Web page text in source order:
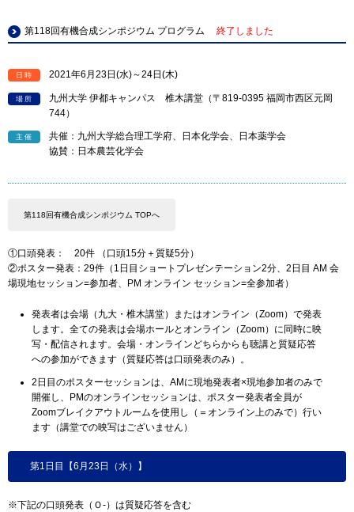
第118回有機合成シンポジウム プログラム 終了しました
日時 2021年6月23日(水)～24日(木)
場所
九州大学 伊都キャンパス 椎木講堂（〒819-0395 福岡市西区元岡
744）
主催
共催：九州大学総合理工学府、日本化学会、日本薬学会
協賛：日本農芸化学会
第118回有機合成シンポジウム TOPへ
①口頭発表： 20件 （口頭15分＋質疑5分）
②ポスター発表：29件（1日目ショートプレゼンテーション2分、2日目 AM 会
場現地セッション=参加者、PM オンライン セッション=全参加者）
発表者は会場（九大・椎木講堂）またはオンライン（Zoom）で発表
します。全ての発表は会場ホールとオンライン（Zoom）に同時に映
写・配信されます。会場・オンラインどちらからも聴講と質疑応答
への参加ができます（質疑応答は口頭発表のみ）。
2日目のポスターセッションは、AMに現地発表者×現地参加者のみで
開催し、PMのオンラインセッションは、ポスター発表者全員が
Zoomブレイクアウトルームを使用し（＝オンライン上のみで）行い
ます（講堂での映写はございません）
第1日目【6月23日（水）】
※下記の口頭発表（Ｏ-）は質疑応答を含む